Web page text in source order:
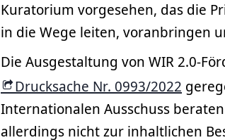
Kuratorium vorgesehen, das die
in die Wege leiten, voranbringen
Die Ausgestaltung von WIR 2.0-
Drucksache Nr. 0993/2022
Internationalen Ausschuss
allerdings nicht zur inhaltlichen